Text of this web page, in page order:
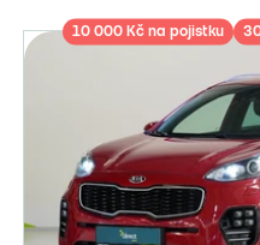
10 000 Kč na pojistku